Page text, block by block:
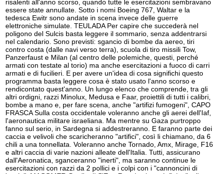
risalenti all'anno scorso, quando tutte le esercitazioni sembravano
essere state annullate. Sotto i nomi Boeing 767, Waltar e la
tedesca Ewitr sono andate in scena invece delle guerre
elettroniche simulate. TEULADA Per capire che succederà nel
poligono del Sulcis basta leggere il sommario, senza addentrarsi
nel calendario. Sono previsti: sgancio di bombe da aereo, tiri
contro costa (dalle navi verso terra), scuola di tiro missili Tow,
Panzerfaust e Milan (al centro delle polemiche, questi, perché
armati con testate al torio) ma anche esercitazioni a fuoco di carri
armati e di fucilieri. E per avere un'idea di cosa significhi questo
programma basta leggere cosa è stato usato l'anno scorso e
rendicontato quest'anno. Un lungo elenco che comprende, tra gli
altri ordigni, razzi Minolux, Medusa e Faar, proiettili di tutti i calibri,
bombe a mano e, per fare scena, anche "artifizi fumogeni", CAPO
FRASCA Sulla costa occidentale voleranno anche gli aerei dell'Iaf,
l'aeronautica militare israeliana. Ma mentre su Gaza purtroppo
fanno sul serio, in Sardegna si addestreranno. E faranno parte dei
caccia e velivoli che scaricheranno "artifici", così li chiamano, da 6
chili a una tonnellata. Voleranno anche Tornado, Amx, Mirage, F16
e altri caccia di varie nazioni alleate dell'Italia. Tutti, assicurano
dall'Aeronatica, sganceranno "inerti", ma saranno continue le
esercitazioni con razzi da 2 pollici e i colpi con i "cannoncini di